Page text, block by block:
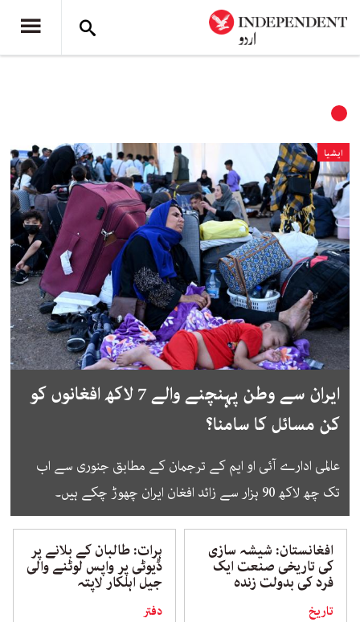
ایشیا
ایران سے وطن پہنچنے والے 7 لاکھ افغانوں کو
کن مسائل کا سامنا؟
عالمی ادارے آئی او ایم کے ترجمان کے مطابق جنوری سے اب
تک چھ لاکھ 90 ہزار سے زائد افغان ایران چھوڑ چکے ہیں۔
افغانستان: شیشہ سازی
کی تاریخی صنعت ایک
فرد کی بدولت زندہ
تاریخ
ہرات: طالبان کے بلانے پر
ڈیوٹی پر واپس لوٹنے والی
جیل اہلکار لاپتہ
دفتر